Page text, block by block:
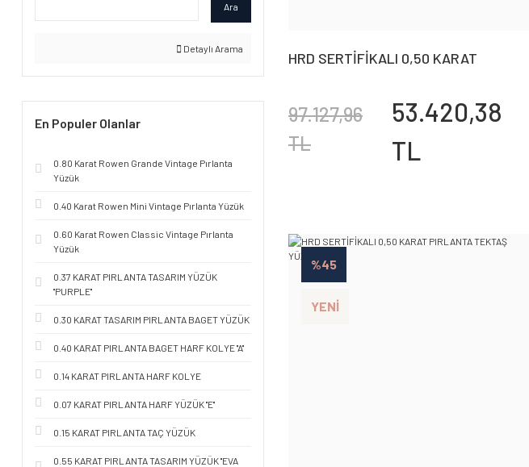
Ara
Detaylı Arama
En Populer Olanlar
0.80 Karat Rowen Grande Vintage Pırlanta
Yüzük
0.40 Karat Rowen Mini Vintage Pırlanta Yüzük
0.60 Karat Rowen Classic Vintage Pırlanta
Yüzük
0.37 KARAT PIRLANTA TASARIM YÜZÜK
''PURPLE''
0.30 KARAT TASARIM PIRLANTA BAGET YÜZÜK
0.40 KARAT PIRLANTA BAGET HARF KOLYE ''A''
0.14 KARAT PIRLANTA HARF KOLYE
0.07 KARAT PIRLANTA HARF YÜZÜK ''E''
0.15 KARAT PIRLANTA TAÇ YÜZÜK
0.55 KARAT PIRLANTA TASARIM YÜZÜK ''EVA
HRD SERTİFİKALI 0,50 KARAT
97.127,96
TL
53.420,38
TL
%45
YENİ